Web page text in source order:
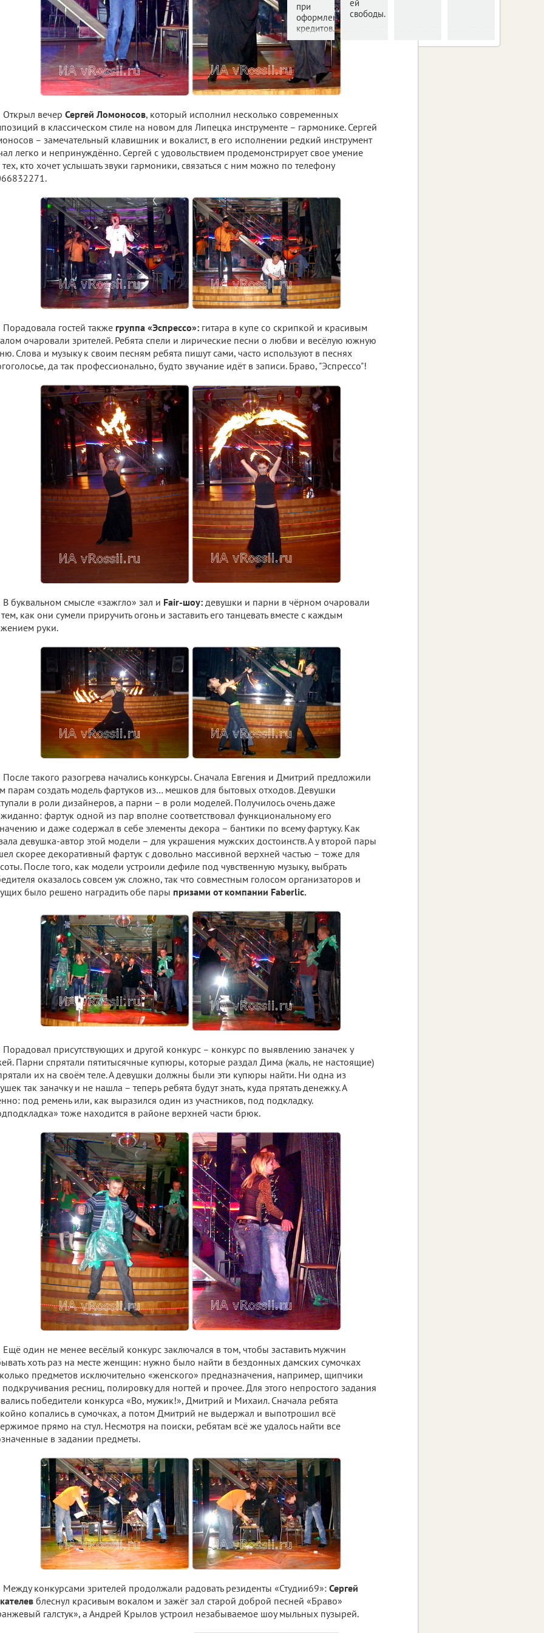
Открыл вечер Сергей Ломоносов, который исполнил несколько современных
в классическом стиле на новом для Липецка инструменте – гармонике. Сергей
– замечательный клавишник и вокалист, в его исполнении редкий инструмент
легко и непринуждённо. Сергей с удовольствием продемонстрирует свое умение
тех, кто хочет услышать звуки гармоники, связаться с ним можно по телефону
Порадовала гостей также группа «Эспрессо»: гитара в купе со скрипкой и красивым
очаровали зрителей. Ребята спели и лирические песни о любви и весёлую южную
Слова и музыку к своим песням ребята пишут сами, часто используют в песнях
да так профессионально, будто звучание идёт в записи. Браво, "Эспрессо"!
В буквальном смысле «зажгло» зал и Fair-шоу: девушки и парни в чёрном очаровали
как они сумели приручить огонь и заставить его танцевать вместе с каждым
руки.
После такого разогрева начались конкурсы. Сначала Евгения и Дмитрий предложили
парам создать модель фартуков из… мешков для бытовых отходов. Девушки
в роли дизайнеров, а парни – в роли моделей. Получилось очень даже
фартук одной из пар вполне соответствовал функциональному его
и даже содержал в себе элементы декора – бантики по всему фартуку. Как
девушка-автор этой модели – для украшения мужских достоинств. А у второй пары
скорее декоративный фартук с довольно массивной верхней частью – тоже для
После того, как модели устроили дефиле под чувственную музыку, выбрать
оказалось совсем уж сложно, так что совместным голосом организаторов и
было решено наградить обе пары призами от компании Faberlic.
Порадовал присутствующих и другой конкурс – конкурс по выявлению заначек у
Парни спрятали пятитысячные купюры, которые раздал Дима (жаль, не настоящие)
их на своём теле. А девушки должны были эти купюры найти. Ни одна из
так заначку и не нашла – теперь ребята будут знать, куда прятать денежку. А
под ремень или, как выразился один из участников, под подкладку.
тоже находится в районе верхней части брюк.
Ещё один не менее весёлый конкурс заключался в том, чтобы заставить мужчин
хоть раз на месте женщин: нужно было найти в бездонных дамских сумочках
предметов исключительно «женского» предназначения, например, щипчики
подкручивания ресниц, полировку для ногтей и прочее. Для этого непростого задания
победители конкурса «Во, мужик!», Дмитрий и Михаил. Сначала ребята
копались в сумочках, а потом Дмитрий не выдержал и выпотрошил всё
прямо на стул. Несмотря на поиски, ребятам всё же удалось найти все
в задании предметы.
Между конкурсами зрителей продолжали радовать резиденты «Студии69»: Сергей
блеснул красивым вокалом и зажёг зал старой доброй песней «Браво»
галстук», а Андрей Крылов устроил незабываемое шоу мыльных пузырей.
при
оформлении
кредитов.
ей
свободы.